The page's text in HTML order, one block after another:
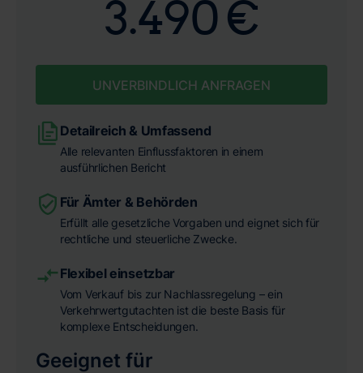
3.490 €
UNVERBINDLICH ANFRAGEN
Detailreich & Umfassend
Alle relevanten Einflussfaktoren in einem
ausführlichen Bericht
Für Ämter & Behörden
Erfüllt alle gesetzliche Vorgaben und eignet sich für
rechtliche und steuerliche Zwecke.
Flexibel einsetzbar
Vom Verkauf bis zur Nachlassregelung – ein
Verkehrwertgutachten ist die beste Basis für
komplexe Entscheidungen.
Geeignet für